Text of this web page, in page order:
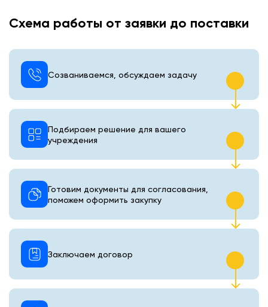
Схема работы от заявки до поставки
Созваниваемся, обсуждаем задачу
Подбираем решение для вашего
учреждения
Готовим документы для согласования,
поможем оформить закупку
Заключаем договор